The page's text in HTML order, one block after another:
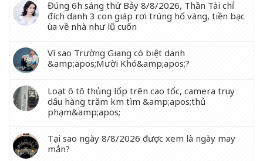
Đúng 6h sáng thứ Bảy 8/8/2026, Thần Tài chỉ
đích danh 3 con giáp rơi trúng hố vàng, tiền bạc
ùa về nhà như lũ cuốn
Vì sao Trường Giang có biệt danh
&amp;apos;Mười Khó&amp;apos;?
Loạt ô tô thủng lốp trên cao tốc, camera truy
dấu hàng trăm km tìm &amp;apos;thủ
phạm&amp;apos;
Tại sao ngày 8/8/2026 được xem là ngày may
mắn?